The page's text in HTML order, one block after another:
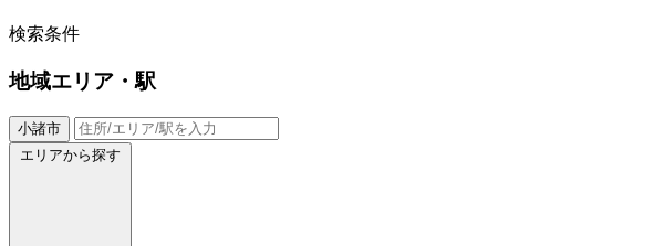
検索条件
地域エリア・駅
小諸市
エリアから探す